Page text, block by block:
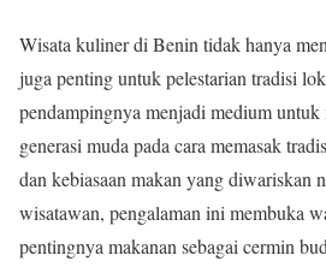
Wisata kuliner di Benin tidak hanya
juga penting untuk pelestarian tradisi
pendampingnya menjadi medium untuk
generasi muda pada cara memasak
dan kebiasaan makan yang diwariskan
wisatawan, pengalaman ini membuka
pentingnya makanan sebagai cermin